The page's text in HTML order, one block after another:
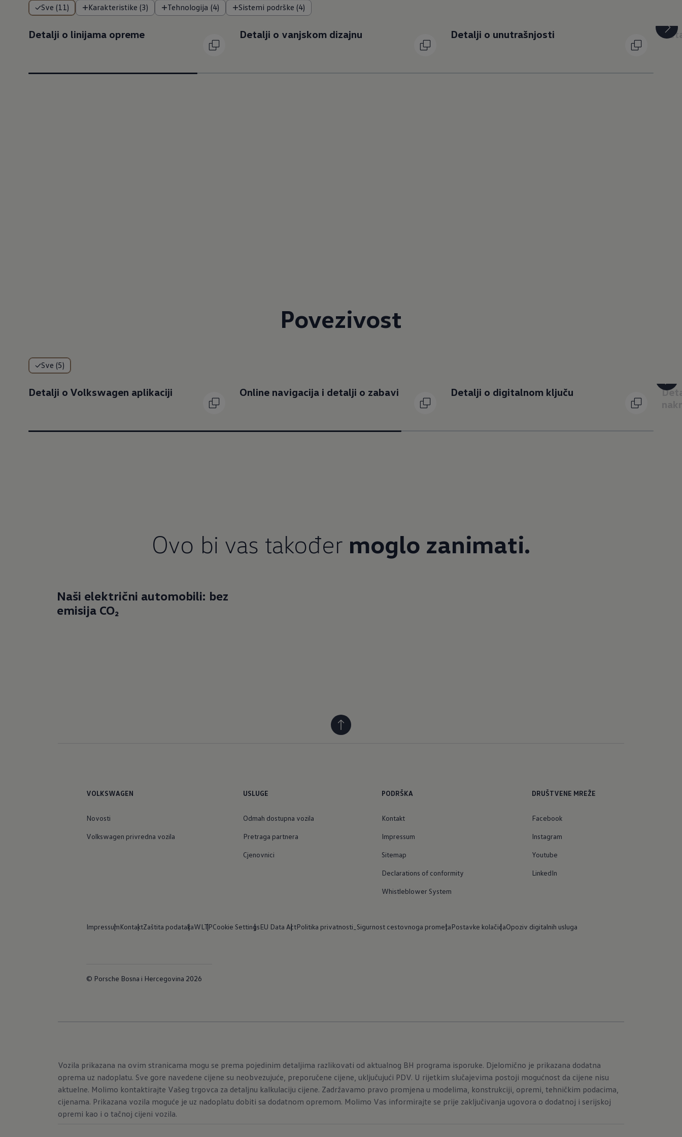
Sve (11) Karakteristike (3) Tehnologija (4) Sistemi podrške (4)
Detalji o linijama opreme Detalji o vanjskom dizajnu Detalji o unutrašnjosti
Povezivost
Sve (5)
Detalji o Volkswagen aplikaciji Online navigacija i detalji o zabavi Detalji o digitalnom ključu
Ovo bi vas također moglo zanimati.
Naši električni automobili: bez
emisija CO₂
VOLKSWAGEN
Novosti
Volkswagen privredna vozila
USLUGE
Odmah dostupna vozila
Pretraga partnera
Cjenovnici
PODRŠKA
Kontakt
Impressum
Sitemap
Declarations of conformity
Whistleblower System
DRUŠTVENE MREŽE
Facebook
Instagram
Youtube
LinkedIn
ImpressumKontaktZaštita podatakaWLTPCookie SettingsEU Data ActPolitika privatnosti_Sigurnost cestovnoga prometaPostavke kolačićaOpoziv digitalnih usluga
© Porsche Bosna i Hercegovina 2026
Vozila prikazana na ovim stranicama mogu se prema pojedinim detaljima razlikovati od aktualnog BH programa isporuke. Djelomično je prikazana dodatna
oprema uz nadoplatu. Sve gore navedene cijene su neobvezujuće, preporučene cijene, uključujući PDV. U rijetkim slučajevima postoji mogućnost da cijene nisu
aktuelne. Molimo kontaktirajte Vašeg trgovca za detaljnu kalkulaciju cijene. Zadržavamo pravo promjena u modelima, konstrukciji, opremi, tehničkim podacima,
cijenama. Prikazana vozila moguće je uz nadoplatu dobiti sa dodatnom opremom. Molimo Vas informirajte se prije zaključivanja ugovora o dodatnoj i serijskoj
opremi kao i o tačnoj cijeni vozila.